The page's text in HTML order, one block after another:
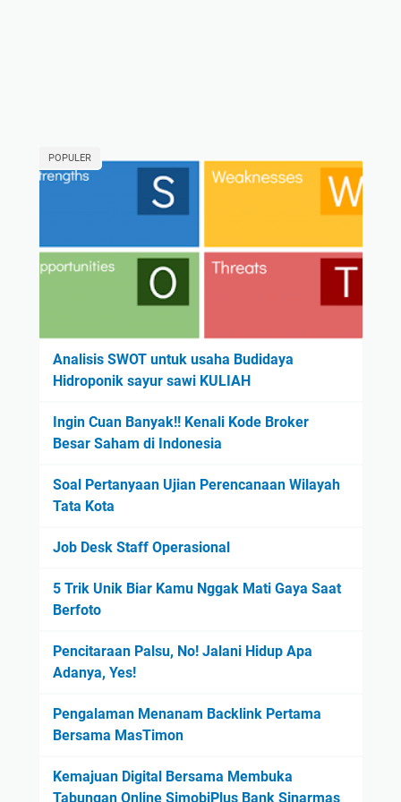
POPULER
Analisis SWOT untuk usaha Budidaya
Hidroponik sayur sawi KULIAH
Ingin Cuan Banyak!! Kenali Kode Broker
Besar Saham di Indonesia
Soal Pertanyaan Ujian Perencanaan Wilayah
Tata Kota
Job Desk Staff Operasional
5 Trik Unik Biar Kamu Nggak Mati Gaya Saat
Berfoto
Pencitaraan Palsu, No! Jalani Hidup Apa
Adanya, Yes!
Pengalaman Menanam Backlink Pertama
Bersama MasTimon
Kemajuan Digital Bersama Membuka
Tabungan Online SimobiPlus Bank Sinarmas